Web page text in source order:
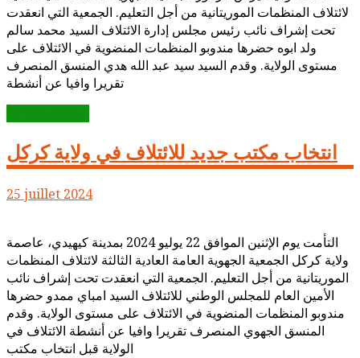
لائتلاف المنظمات الموريتانية من أجل التعليم. الجمعية التي انعقدت
تحت إشراف نائب رئيس مجلس إدارة الائتلاف السيد محمد سالم
ولد ابوه حضرها مندوبو المنظمات المنضوية في الائتلاف على
مستوى الولاية. وقدم السيد سيد عبد الله هدي المنسق المنصرف
تقريرا وافيا عن أنشطة
انتخاب مكتب جديد للائتلاف في ولاية كركل
25 juillet 2024
التأمت يوم الإثنين الموافق 22 يوليو 2024 بمدينة كيهيدي، عاصمة
ولاية كركل الجمعية الجهوية العامة العادية الثالثة لائتلاف المنظمات
الموريتانية من أجل التعليم. الجمعية التي انعقدت تحت إشراف نائب
الأمين العام للمجلس الوطني للائتلاف السيد امباي ممدو حضرها
مندوبو المنظمات المنضوية في الائتلاف على مستوى الولاية. وقدم
المنسق الجهوي المنصرف تقريرا وافيا عن أنشطة الائتلاف في
الولاية قبل انتخاب مكتب